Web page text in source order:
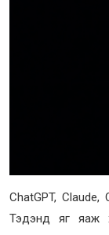
ChatGPT,
Тэдэнд яг яаж